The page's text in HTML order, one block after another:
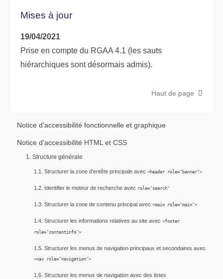
Mises à jour
19/04/2021
Prise en compte du RGAA 4.1 (les sauts
hiérarchiques sont désormais admis).
Haut de page
Notice d'accessibilité fonctionnelle et graphique
Notice d'accessibilité HTML et CSS
1. Structure générale
1.1. Structurer la zone d'entête principale avec<header role="banner">
1.2. Identifier le moteur de recherche avec role="search"
1.3. Structurer la zone de contenu principal avec<main role="main">
1.4. Structurer les informations relatives au site avec<footer
role="contentinfo">
1.5. Structurer les menus de navigation principaux et secondaires avec
<nav role="navigation">
1.6. Structurer les menus de navigation avec des listes